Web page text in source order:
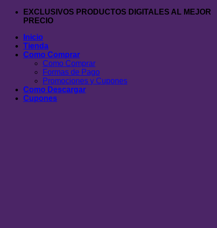
Saltar
EXCLUSIVOS PRODUCTOS DIGITALES AL MEJOR
PRECIO
Inicio
Tienda
Como Comprar
Como Comprar
Formas de Pago
Promociones y Cupones
Como Descargar
Cupones